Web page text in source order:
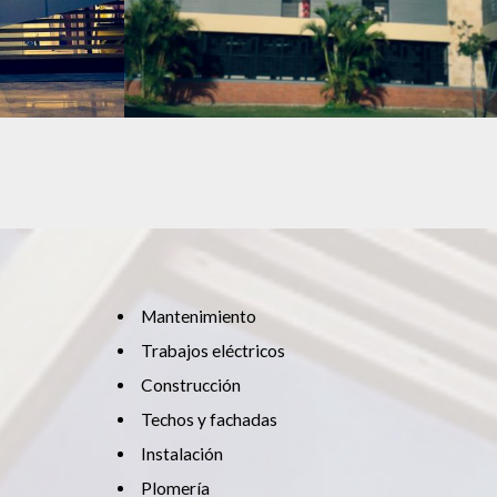
Mantenimiento
Trabajos eléctricos
Construcción
Techos y fachadas
Instalación
Plomería